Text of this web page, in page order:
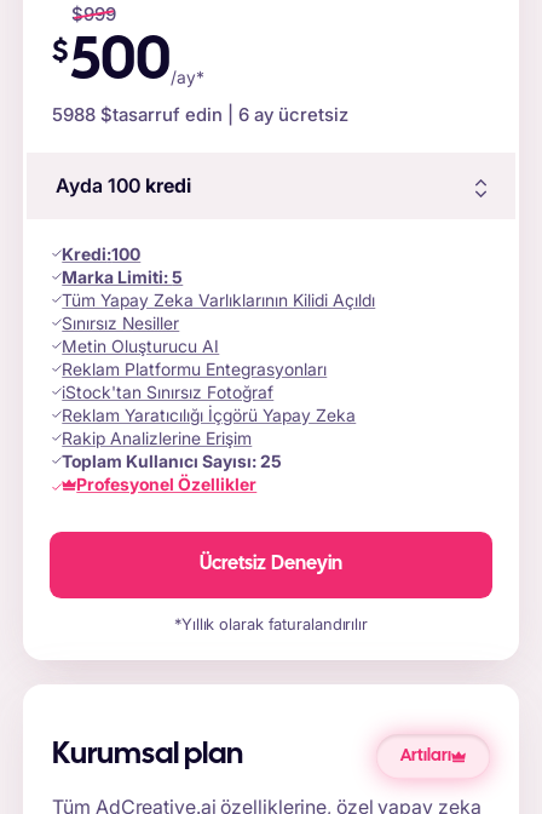
$999
$500/ay*
5988 $tasarruf edin | 6 ay ücretsiz
Ayda 100 kredi
Kredi:100
Marka Limiti:5
Tüm Yapay Zeka Varlıklarının Kilidi Açıldı
Sınırsız Nesiller
Metin Oluşturucu AI
Reklam Platformu Entegrasyonları
iStock'tan Sınırsız Fotoğraf
Reklam Yaratıcılığı İçgörü Yapay Zeka
Rakip Analizlerine Erişim
Toplam Kullanıcı Sayısı:25
Profesyonel Özellikler
Ücretsiz Deneyin
*Yıllık olarak faturalandırılır
Kurumsal plan Artıları
Tüm AdCreative.ai özelliklerine, özel yapay zeka